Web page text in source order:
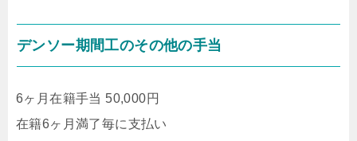
デンソー期間工のその他の手当
6ヶ月在籍手当 50,000円
在籍6ヶ月満了毎に支払い